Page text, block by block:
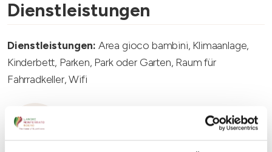
Dienstleistungen
Dienstleistungen: Area gioco bambini, Klimaanlage,
Kinderbett, Parken, Park oder Garten, Raum für
Fahrradkeller, Wifi